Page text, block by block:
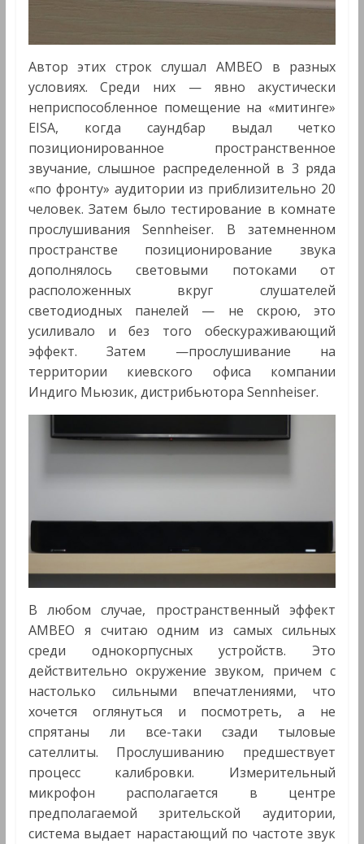
Автор этих строк слушал AMBEO в разных
условиях. Среди них — явно акустически
неприспособленное помещение на «митинге»
EISA, когда саундбар выдал четко
позиционированное пространственное
звучание, слышное распределенной в 3 ряда
«по фронту» аудитории из приблизительно 20
человек. Затем было тестирование в комнате
прослушивания Sennheiser. В затемненном
пространстве позиционирование звука
дополнялось световыми потоками от
расположенных вкруг слушателей
светодиодных панелей — не скрою, это
усиливало и без того обескураживающий
эффект. Затем —прослушивание на
территории киевского офиса компании
Индиго Мьюзик, дистрибьютора Sennheiser.
В любом случае, пространственный эффект
AMBEO я считаю одним из самых сильных
среди однокорпусных устройств. Это
действительно окружение звуком, причем с
настолько сильными впечатлениями, что
хочется оглянуться и посмотреть, а не
спрятаны ли все-таки сзади тыловые
сателлиты. Прослушиванию предшествует
процесс калибровки. Измерительный
микрофон располагается в центре
предполагаемой зрительской аудитории,
система выдает нарастающий по частоте звук